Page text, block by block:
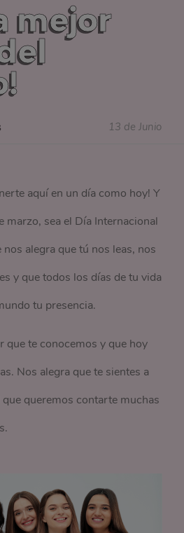
mejor
13 de Junio
aquí en un día como hoy! Y
marzo, sea el Día Internacional
alegra que tú nos leas, nos
y que todos los días de tu vida
tu presencia.
que te conocemos y que hoy
Nos alegra que te sientes a
queremos contarte muchas